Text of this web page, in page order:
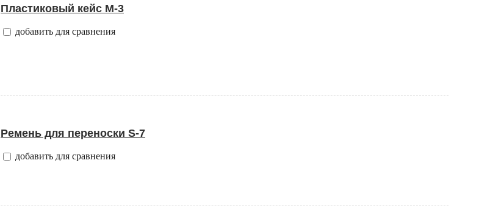
Пластиковый кейс M-3
добавить для сравнения
Ремень для переноски S-7
добавить для сравнения